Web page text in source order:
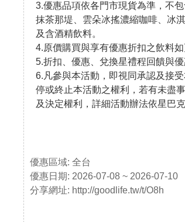
3.優惠品項依各門市現貨為準，不包
抹茶那堤、雲朵冰搖濃縮咖啡、冰
及含酒精飲料。
4.原價購買與享有優惠折扣之飲料
5.折扣、優惠、兌換星禮程回饋與
6.凡參與本活動，即視同承認及接
停或終止本活動之權利，若有未盡
及決定權利，詳細活動辦法依星巴
優惠區域: 全台
優惠日期: 2026-07-08 ~ 2026-07-10
分享網址: http://goodlife.tw/t/O8h